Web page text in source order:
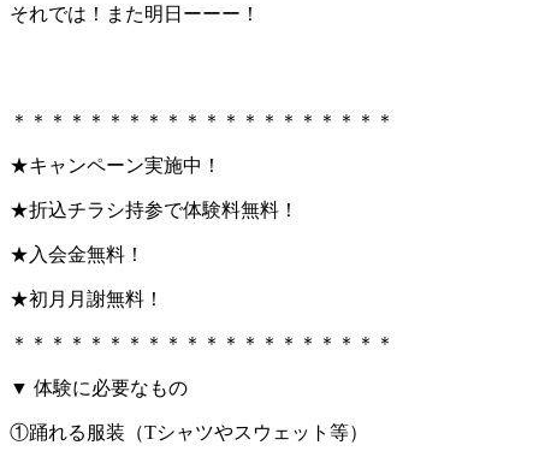
それでは！また明日ーーー！
＊＊＊＊＊＊＊＊＊＊＊＊＊＊＊＊＊＊＊＊
★キャンペーン実施中！
★折込チラシ持参で体験料無料！
★入会金無料！
★初月月謝無料！
＊＊＊＊＊＊＊＊＊＊＊＊＊＊＊＊＊＊＊＊
▼ 体験に必要なもの
①踊れる服装（Tシャツやスウェット等）